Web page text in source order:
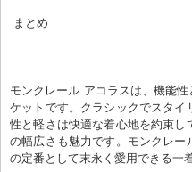
まとめ
モンクレール アコラスは、機能
ケットです。クラシックでスタ
性と軽さは快適な着心地を約束
の幅広さも魅力です。モンクレ
の定番として末永く愛用できる一